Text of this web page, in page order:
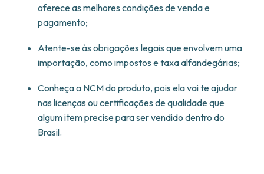
oferece as melhores condições de venda e
pagamento;
Atente-se às obrigações legais que envolvem uma
importação, como impostos e taxa alfandegárias;
Conheça a NCM do produto, pois ela vai te ajudar
nas licenças ou certificações de qualidade que
algum item precise para ser vendido dentro do
Brasil.